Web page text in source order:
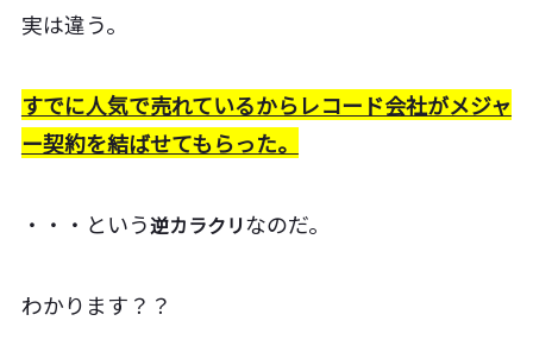
実は違う。
すでに人気で売れているからレコード会社がメジャ
ー契約を結ばせてもらった。
・・・という逆カラクリなのだ。
わかります？？